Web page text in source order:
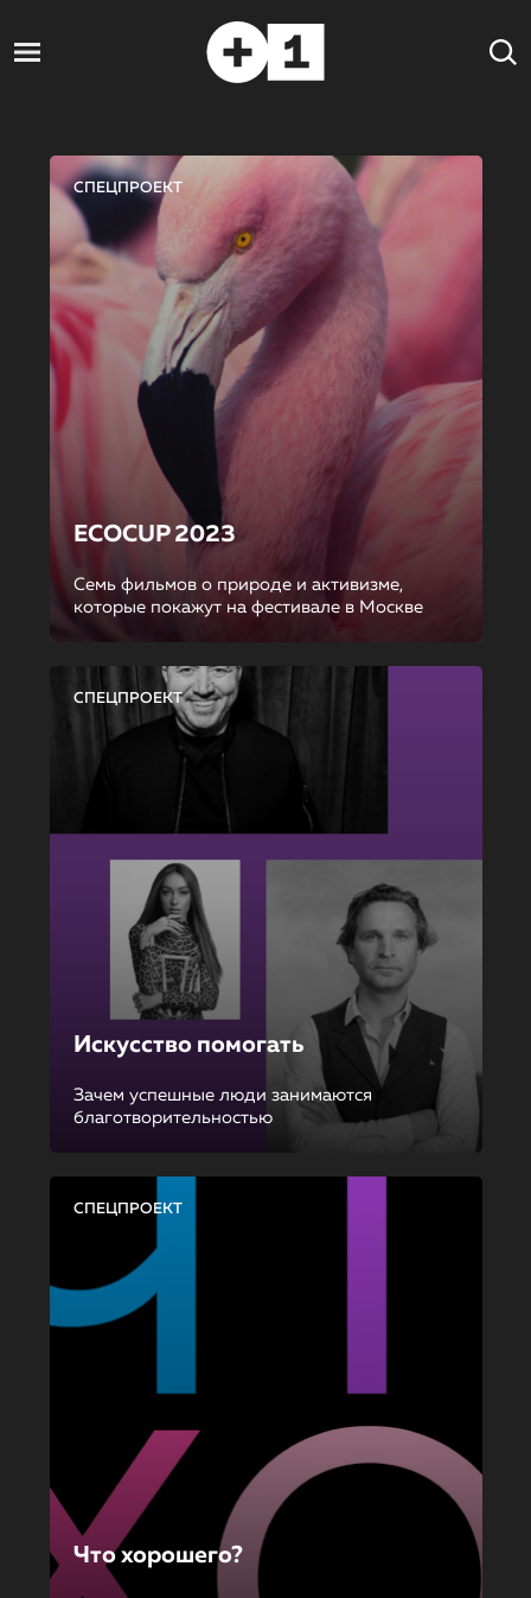
СПЕЦПРОЕКТ
ECOCUP 2023
Семь фильмов о природе и активизме,
которые покажут на фестивале в Москве
СПЕЦПРОЕКТ
Искусство помогать
Зачем успешные люди занимаются
благотворительностью
СПЕЦПРОЕКТ
Что хорошего?